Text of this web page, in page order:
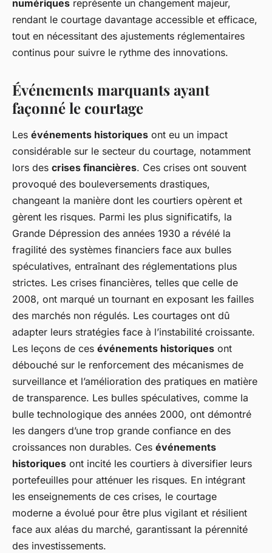
numériques représente un changement majeur,
rendant le courtage davantage accessible et efficace,
tout en nécessitant des ajustements réglementaires
continus pour suivre le rythme des innovations.
Événements marquants ayant
façonné le courtage
Les événements historiques ont eu un impact
considérable sur le secteur du courtage, notamment
lors des crises financières. Ces crises ont souvent
provoqué des bouleversements drastiques,
changeant la manière dont les courtiers opèrent et
gèrent les risques. Parmi les plus significatifs, la
Grande Dépression des années 1930 a révélé la
fragilité des systèmes financiers face aux bulles
spéculatives, entraînant des réglementations plus
strictes. Les crises financières, telles que celle de
2008, ont marqué un tournant en exposant les failles
des marchés non régulés. Les courtages ont dû
adapter leurs stratégies face à l’instabilité croissante.
Les leçons de ces événements historiques ont
débouché sur le renforcement des mécanismes de
surveillance et l’amélioration des pratiques en matière
de transparence. Les bulles spéculatives, comme la
bulle technologique des années 2000, ont démontré
les dangers d’une trop grande confiance en des
croissances non durables. Ces événements
historiques ont incité les courtiers à diversifier leurs
portefeuilles pour atténuer les risques. En intégrant
les enseignements de ces crises, le courtage
moderne a évolué pour être plus vigilant et résilient
face aux aléas du marché, garantissant la pérennité
des investissements.